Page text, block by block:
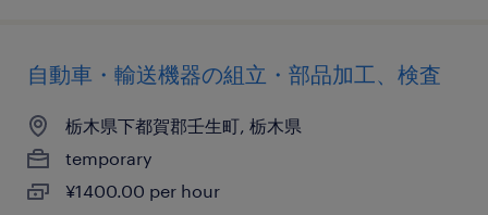
自動車・輸送機器の組立・部品加工、検査
栃木県下都賀郡壬生町, 栃木県
temporary
¥1400.00 per hour